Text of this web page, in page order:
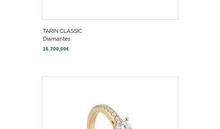
TARIN CLASSIC
Diamantes
16.700,00€